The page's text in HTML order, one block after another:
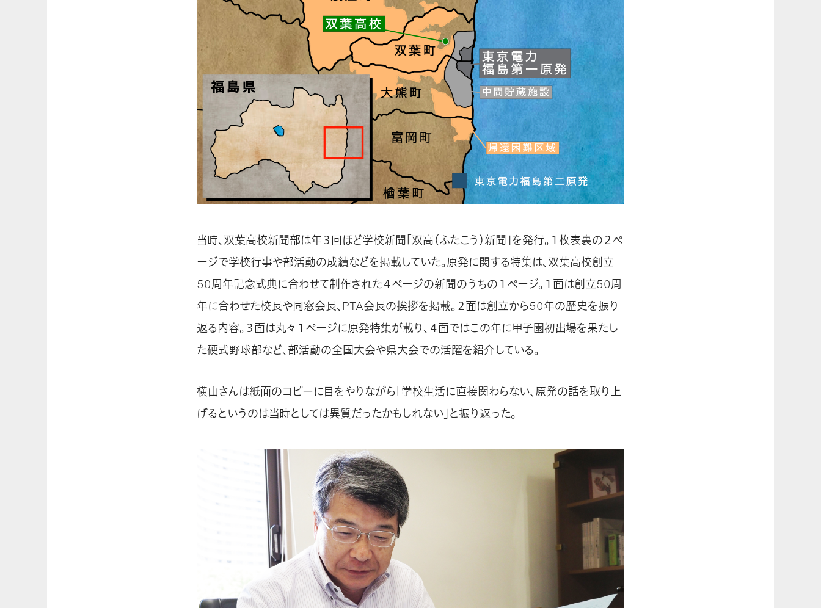
当時、双葉高校新聞部は年３回ほど学校新聞「双高（ふたこう）新聞」を発行。１枚表裏の２ペ
ージで学校行事や部活動の成績などを掲載していた。原発に関する特集は、双葉高校創立
50周年記念式典に合わせて制作された４ページの新聞のうちの１ページ。１面は創立50周
年に合わせた校長や同窓会長、PTA会長の挨拶を掲載。２面は創立から50年の歴史を振り
返る内容。３面は丸々１ページに原発特集が載り、４面ではこの年に甲子園初出場を果たし
た硬式野球部など、部活動の全国大会や県大会での活躍を紹介している。
横山さんは紙面のコピーに目をやりながら「学校生活に直接関わらない、原発の話を取り上
げるというのは当時としては異質だったかもしれない」と振り返った。